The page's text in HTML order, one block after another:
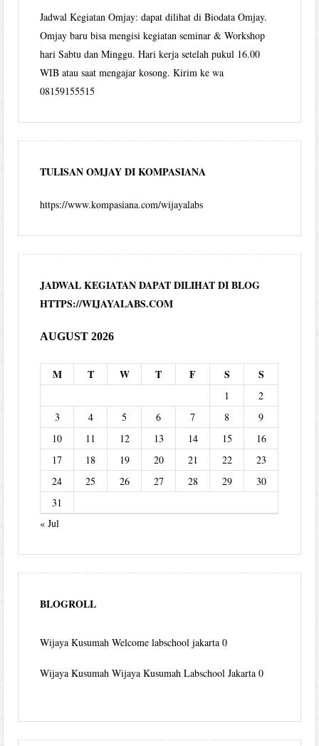
Jadwal Kegiatan Omjay: dapat dilihat di Biodata Omjay.
Omjay baru bisa mengisi kegiatan seminar & Workshop
hari Sabtu dan Minggu. Hari kerja setelah pukul 16.00
WIB atau saat mengajar kosong. Kirim ke wa
08159155515
TULISAN OMJAY DI KOMPASIANA
https://www.kompasiana.com/wijayalabs
JADWAL KEGIATAN DAPAT DILIHAT DI BLOG
HTTPS://WIJAYALABS.COM
AUGUST 2026
M T W T F S S
1
2
3
4 5 6 7 8
9
10
11 12 13 14 15
16
17
18 19 20 21 22
23
24
25 26 27 28 29
30
31
« Jul
BLOGROLL
Wijaya Kusumah Welcome labschool jakarta 0
Wijaya Kusumah Wijaya Kusumah Labschool Jakarta 0